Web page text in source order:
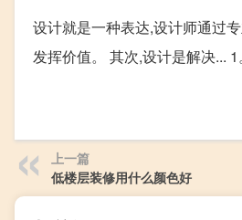
设计就是一种表达,设计师通过
发挥价值。 其次,设计是解决... 1。
上一篇
低楼层装修用什么颜色好